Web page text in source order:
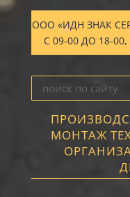
ООО «ИДН ЗНАК
С 09-00 ДО 18-00,
МОНТАЖ